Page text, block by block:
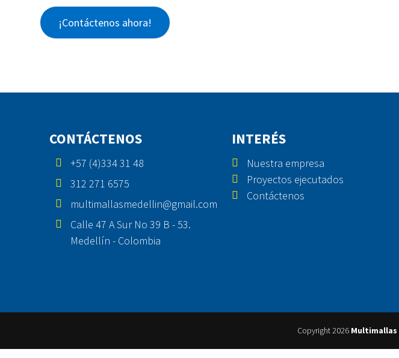
¡Contáctenos ahora!
CONTÁCTENOS
+57 (4)334 31 48
312 271 6575
multimallasmedellin@gmail.com
Calle 47 A Sur No 39 B - 53.
Medellín - Colombia
INTERÉS
Nuestra empresa
Proyectos ejecutados
Contáctenos
Copyright 2026 Multimallas